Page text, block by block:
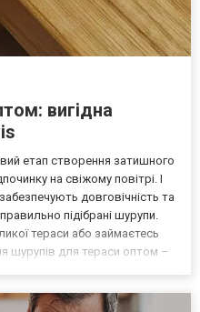
вигідна
етап створення затишного
на свіжому повітрі. І
довговічність та
підібрані шурупи.
тераси або займаєтесь
шурупів для тераси оптом –